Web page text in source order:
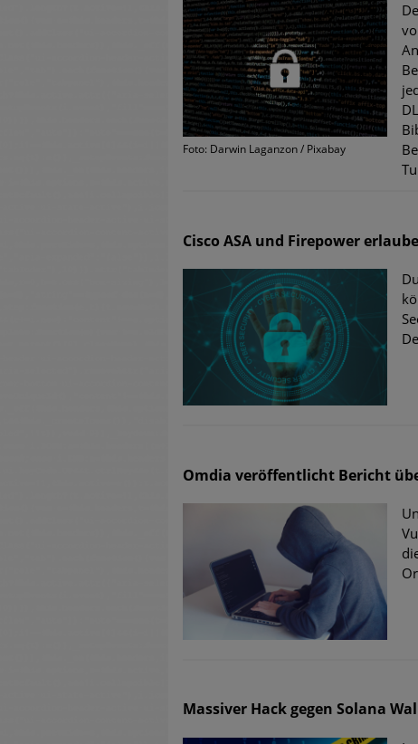
Foto: Darwin Laganzon / Pixabay
Cisco ASA und Firepower
Omdia veröffentlicht Bericht
Massiver Hack gegen Solana